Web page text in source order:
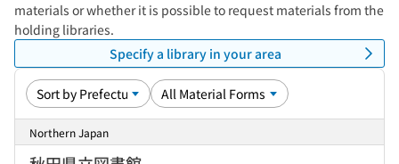
materials or whether it is possible to request materials from the
holding libraries.
Specify a library in your area
Northern Japan